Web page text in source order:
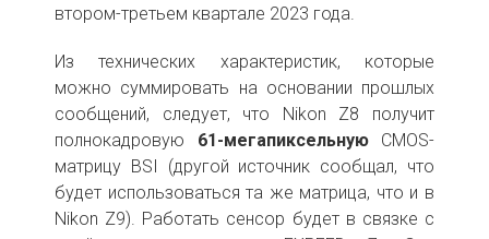
втором-третьем квартале 2023 года.
Из технических характеристик, которые
можно суммировать на основании прошлых
сообщений, следует, что Nikon Z8 получит
полнокадровую
61-мегапиксельную
CMOS-
матрицу BSI (другой источник сообщал, что
будет использоваться та же матрица, что и в
Nikon Z9). Работать сенсор будет в связке с